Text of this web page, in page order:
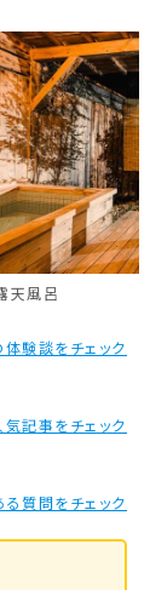
天風呂
験談をチェック
記事をチェック
質問をチェック